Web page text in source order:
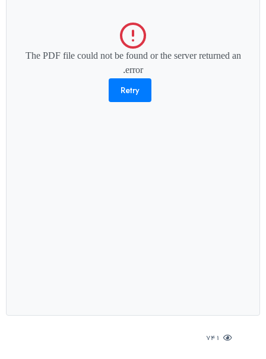
The PDF file could not be found or the server returned an
error.
Retry
741